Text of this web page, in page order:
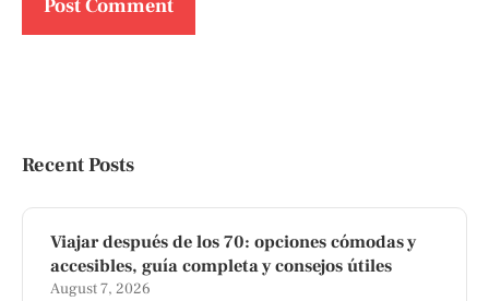
Recent Posts
Viajar después de los 70: opciones cómodas y
accesibles, guía completa y consejos útiles
August 7, 2026